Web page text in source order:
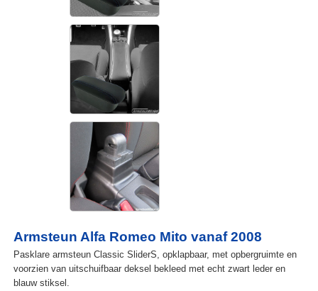
Armsteun Alfa Romeo Mito vanaf 2008
Pasklare armsteun Classic SliderS, opklapbaar, met opbergruimte en
voorzien van uitschuifbaar deksel bekleed met echt zwart leder en
blauw stiksel.